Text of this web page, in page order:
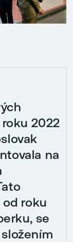
2022
na
roku
se